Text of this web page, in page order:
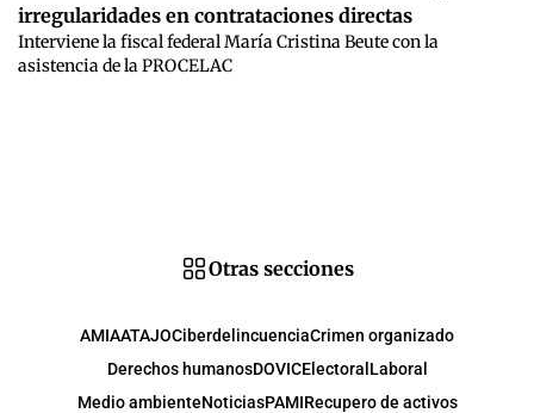
irregularidades en contrataciones directas
Interviene la fiscal federal María Cristina Beute con la
asistencia de la PROCELAC
Otras secciones
AMIAATAJOCiberdelincuenciaCrimen organizado
Derechos humanosDOVICElectoral Laboral
Medio ambienteNoticiasPAMIRecupero de activos